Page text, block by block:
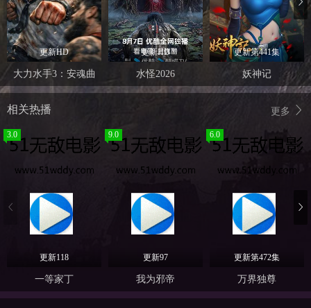
更新HD
大力水手3：安魂曲
更新HD
水怪2026
更新第441集
妖神记
更多
相关热播
3.0
更新118
一等家丁
9.0
更新97
我为邪帝
6.0
更新第472集
万界独尊